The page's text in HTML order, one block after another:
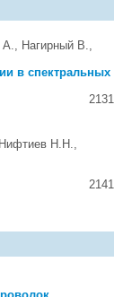
Нагирный В.,
в спектральных
2131
Н.Н.,
2141